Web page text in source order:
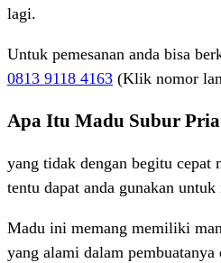
lagi.
Untuk pemesanan anda bisa
0813 9118 4163 (Klik nomor
Apa Itu Madu Subur Pria
yang tidak dengan begitu cepat
tentu dapat anda gunakan
Madu ini memang memiliki
yang alami dalam